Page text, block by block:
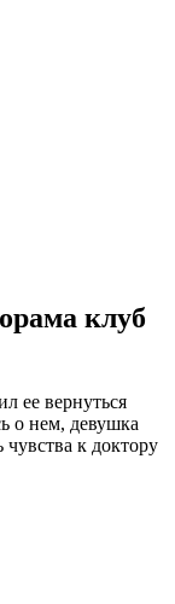
клуб
ее вернуться
о нем, девушка
к доктору